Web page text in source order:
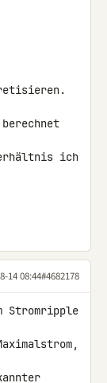
ich
14 08:44#4682178
Stromripple